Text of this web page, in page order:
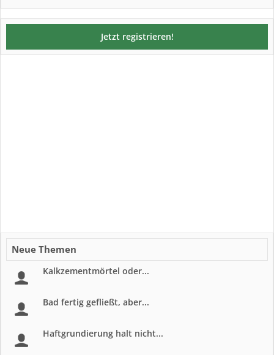
Jetzt registrieren!
Neue Themen
Kalkzementmörtel oder...
Bad fertig gefließt, aber...
Haftgrundierung halt nicht...